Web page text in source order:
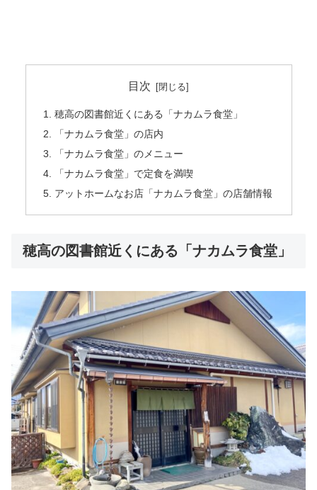
目次
穂高の図書館近くにある「ナカムラ食堂」
「ナカムラ食堂」の店内
「ナカムラ食堂」のメニュー
「ナカムラ食堂」で定食を満喫
アットホームなお店「ナカムラ食堂」の店舗情報
穂高の図書館近くにある「ナカムラ食堂」